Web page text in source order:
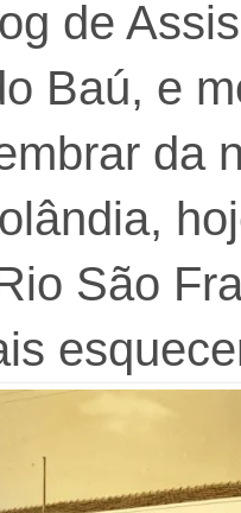
de
Baú, e
da
São